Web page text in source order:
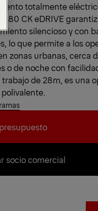
totalmente
280 CK eDRIVE
silencioso y con
lo que permite a los
zonas urbanas, cerca
o de noche con
de 28m, es una
socio comercial